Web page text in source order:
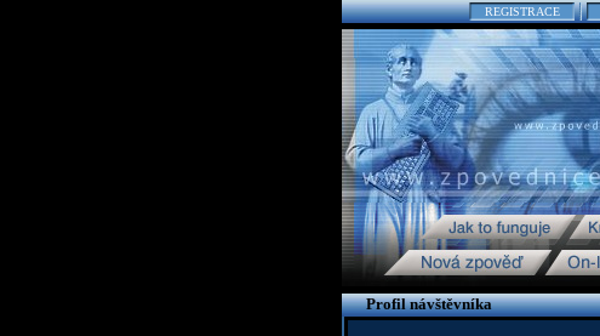
REGISTRACE
Profil návštěvníka